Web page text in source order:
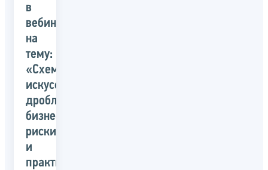
в
вебинаре
на
тему:
«Схемы
искусственного
дробления
бизнеса,
риски
и
практика»